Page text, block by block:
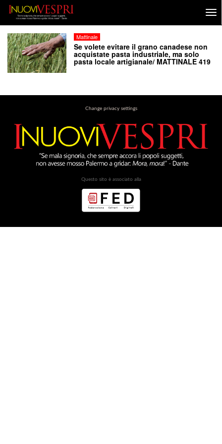
Mattinale
Se volete evitare il grano canadese non
acquistate pasta industriale, ma solo
pasta locale artigianale/ MATTINALE 419
Change privacy settings
Questo sito è associato alla